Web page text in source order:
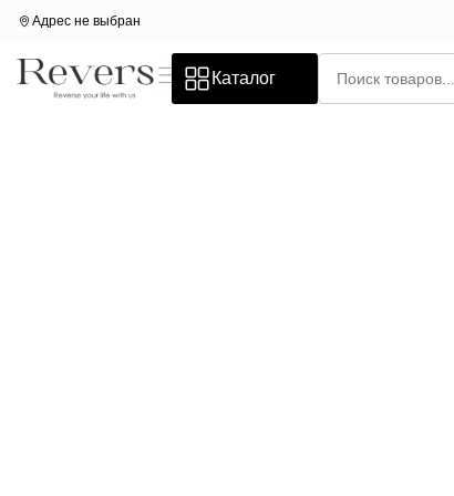
Адрес не выбран
Каталог